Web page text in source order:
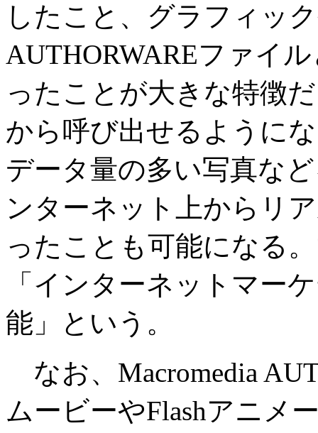
したこと、グラフィッ
AUTHORWAREファイ
ったことが大きな特徴
から呼び出せるように
データ量の多い写真な
ンターネット上からリ
ったことも可能になる
「インターネットマー
能」という。
なお、Macromedia
ムービーやFlashアニメ